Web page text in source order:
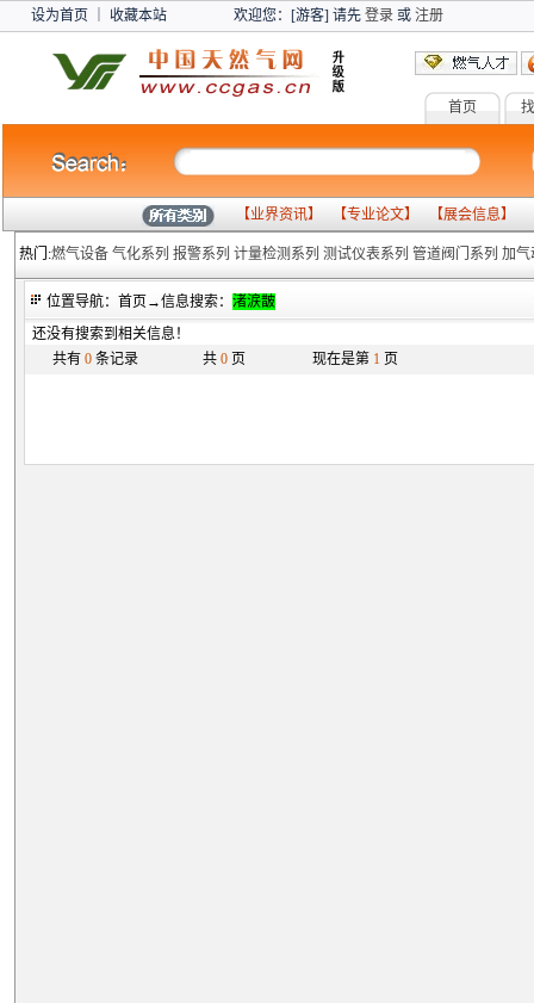
设为首页 收藏本站 欢迎您：[游客] 请先 登录或 注册
首页
【业界资讯】 【专业论文】 【展会信息】
热门:燃气设备 气化系列 报警系列 计量检测系列 测试仪表系列 管道阀门系列 加气
位置导航：首页→信息搜索： 渚涙皵
还没有搜索到相关信息！
共有 0 条记录 共 0 页 现在是第 1 页